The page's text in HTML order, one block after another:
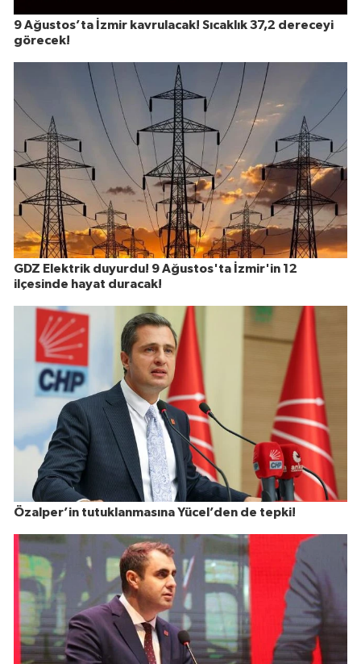
9 Ağustos’ta İzmir kavrulacak! Sıcaklık 37,2 dereceyi
görecek!
GDZ Elektrik duyurdu! 9 Ağustos'ta İzmir'in 12
ilçesinde hayat duracak!
Özalper’in tutuklanmasına Yücel’den de tepki!